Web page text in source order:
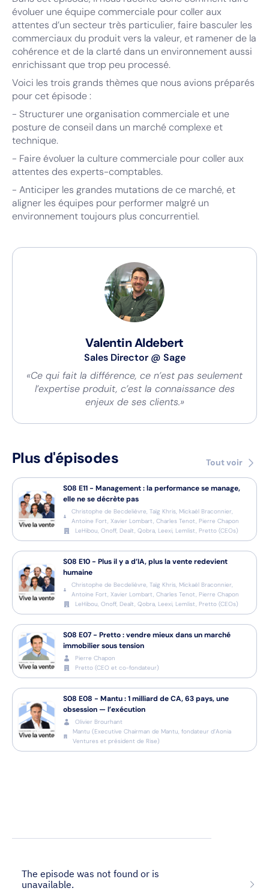
évoluer une équipe commerciale pour coller aux
attentes d’un secteur très particulier, faire basculer les
commerciaux du produit vers la valeur, et ramener de la
cohérence et de la clarté dans un environnement aussi
enrichissant que trop peu processé.
Voici les trois grands thèmes que nous avions préparés
pour cet épisode :
- Structurer une organisation commerciale et une
posture de conseil dans un marché complexe et
technique.
- Faire évoluer la culture commerciale pour coller aux
attentes des experts-comptables.
- Anticiper les grandes mutations de ce marché, et
aligner les équipes pour performer malgré un
environnement toujours plus concurrentiel.
Valentin Aldebert
Sales Director@ Sage
«Ce qui fait la différence, ce n’est pas seulement
l’expertise produit, c’est la connaissance des
enjeux de ses clients.»
Plus d'épisodes Tout voir
S08 E11 - Management : la performance se manage,
elle ne se décrète pas
Christophe de Becdelièvre, Taïg Khris, Mickaël Braconnier,
Antoine Fort, Xavier Lombart, Charles Tenot, Pierre Chapon
LeHibou, Onoff, Dealt, Qobra, Leexi, Lemlist, Pretto (CEOs)
S08 E10 - Plus il y a d’IA, plus la vente redevient
humaine
Christophe de Becdelièvre, Taïg Khris, Mickaël Braconnier,
Antoine Fort, Xavier Lombart, Charles Tenot, Pierre Chapon
LeHibou, Onoff, Dealt, Qobra, Leexi, Lemlist, Pretto (CEOs)
S08 E07 - Pretto : vendre mieux dans un marché
immobilier sous tension
Pierre Chapon
Pretto (CEO et co-fondateur)
S08 E08 - Mantu : 1 milliard de CA, 63 pays, une
obsession — l’exécution
Olivier Brourhant
Mantu (Executive Chairman de Mantu, fondateur d’Aonia
Ventures et président de Rise)
Recrutement